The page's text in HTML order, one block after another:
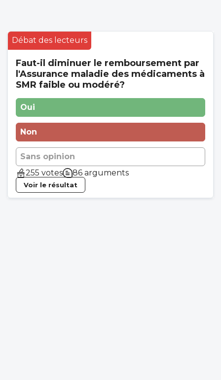
Débat des lecteurs
Faut-il diminuer le remboursement par
l'Assurance maladie des médicaments à
SMR faible ou modéré?
Oui
Non
Sans opinion
255 votes
86 arguments
Voir le résultat